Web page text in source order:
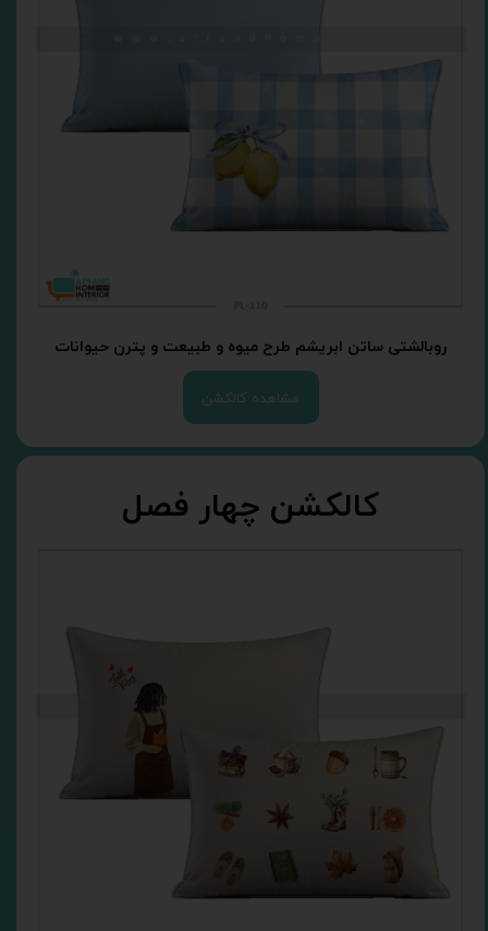
روبالشتی ساتن ابریشم طرح میوه و طبیعت و پترن حیوانات
مشاهده کالکشن
کالکشن چهار فصل